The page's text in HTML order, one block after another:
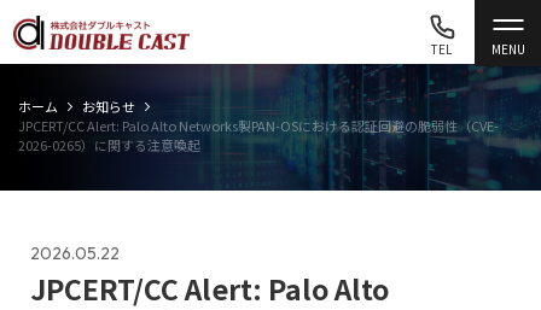
MENU
TEL
ホーム
お知らせ
JPCERT/CC Alert: Palo Alto Networks製PAN-OSにおける認証回避の脆弱性（CVE-
2026-0265）に関する注意喚起
2026.05.22
JPCERT/CC Alert: Palo Alto